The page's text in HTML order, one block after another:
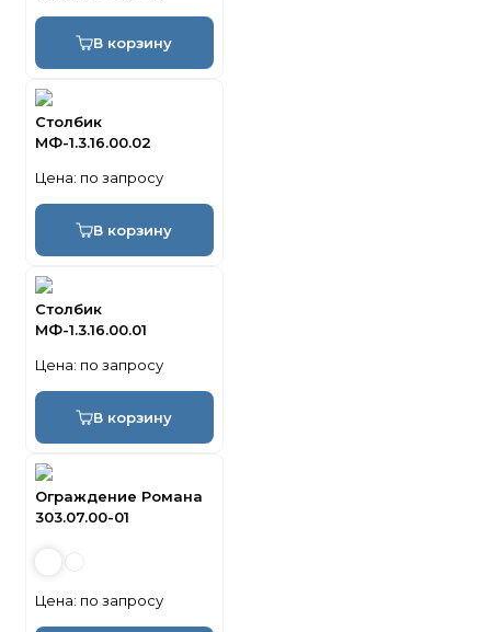
В корзину
Столбик
МФ-1.3.16.00.02
Цена: по запросу
В корзину
Столбик
МФ-1.3.16.00.01
Цена: по запросу
В корзину
Ограждение Романа
303.07.00-01
Цена: по запросу